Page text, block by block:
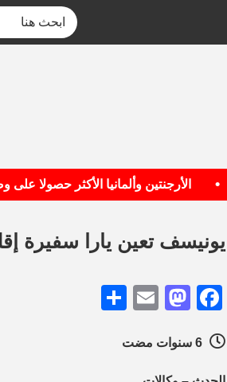
الأرجنتين وألمانيا الأكثر حصولا على
يونيسف تعين يارا سفيرة
Facebook
Mastodon
Email